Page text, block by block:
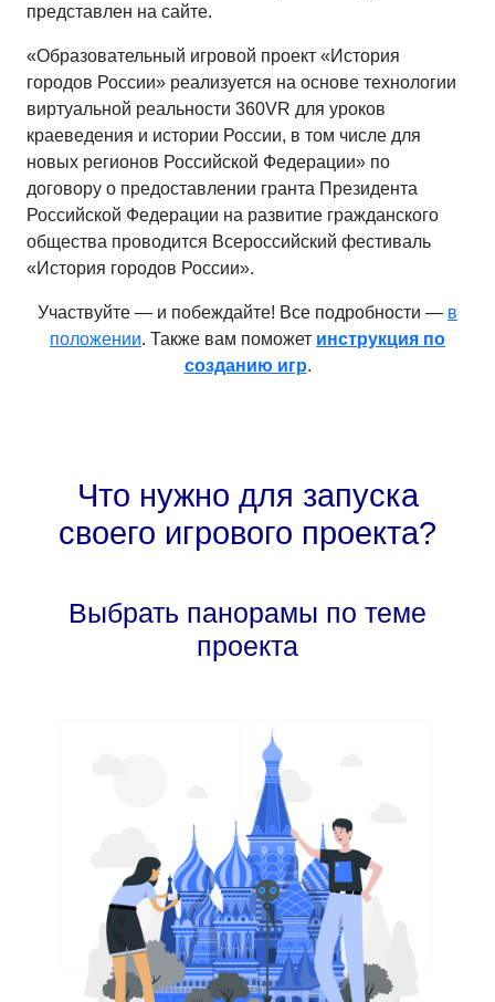
представлен на сайте.
«Образовательный игровой проект «История
городов России» реализуется на основе технологии
виртуальной реальности 360VR для уроков
краеведения и истории России, в том числе для
новых регионов Российской Федерации» по
договору о предоставлении гранта Президента
Российской Федерации на развитие гражданского
общества проводится Всероссийский фестиваль
«История городов России».
Участвуйте — и побеждайте! Все подробности — в
положении. Также вам поможет инструкция по
созданию игр.
Что нужно для запуска
своего игрового проекта?
Выбрать панорамы по теме
проекта